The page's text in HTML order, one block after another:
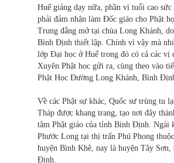
Huế giảng dạy nữa, phần vì tuổi cao
phải đảm nhận làm Đốc giáo cho Phật
Trung đẳng mở tại chùa Long Khánh,
Bình Định thiết lập. Chính vì vậy mà
lớp Đại học ở Huế trong đó có cả các vị
Xuyên Phật học gửi ra, cùng theo vào
Phật Học Đường Long Khánh, Bình
Về các Phật sự khác, Quốc sư trùng tu
Tháp được khang trang, tạo nơi đây
tâm Phật giáo của tỉnh Bình Định. Ngài
Phước Long tại thị trấn Phú Phong
huyện Bình Khê, nay là huyện Tây
Định.